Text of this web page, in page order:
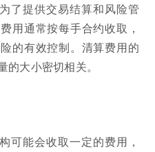
了提供交易结算和风险管
用通常按每手合约收取，
的有效控制。清算费用的
大小密切相关。
可能会收取一定的费用，